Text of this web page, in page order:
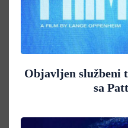
Objavljen
sa